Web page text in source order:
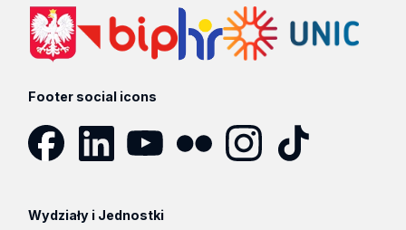
Footer social icons
Wydziały i Jednostki